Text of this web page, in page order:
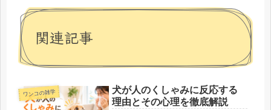
関連記事
ワンコの雑学
犬が人のくしゃみに反応する
理由とその心理を徹底解説